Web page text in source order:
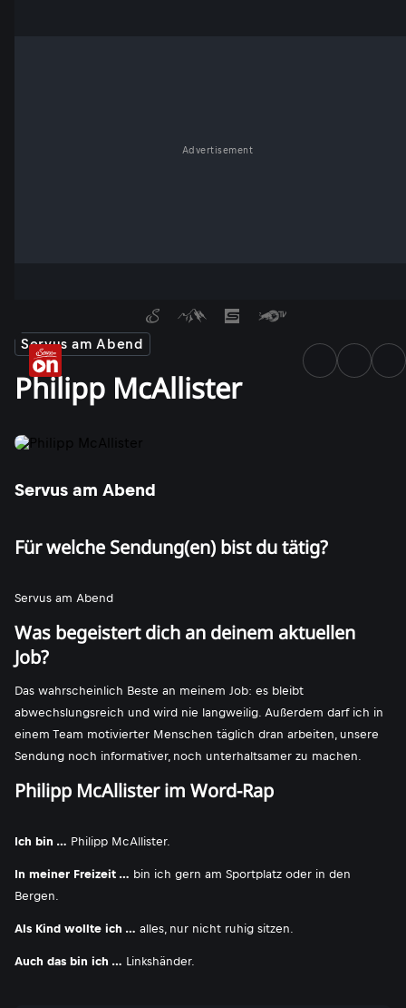
Advertisement
Servus am Abend
Philipp McAllister
Servus am Abend
Für welche Sendung(en) bist du tätig?
Servus am Abend
Was begeistert dich an deinem aktuellen
Job?
Das wahrscheinlich Beste an meinem Job: es bleibt
abwechslungsreich und wird nie langweilig. Außerdem darf ich in
einem Team motivierter Menschen täglich dran arbeiten, unsere
Sendung noch informativer, noch unterhaltsamer zu machen.
Philipp McAllister im Word-Rap
Ich bin … Philipp McAllister.
In meiner Freizeit … bin ich gern am Sportplatz oder in den
Bergen.
Als Kind wollte ich … alles, nur nicht ruhig sitzen.
Auch das bin ich … Linkshänder.